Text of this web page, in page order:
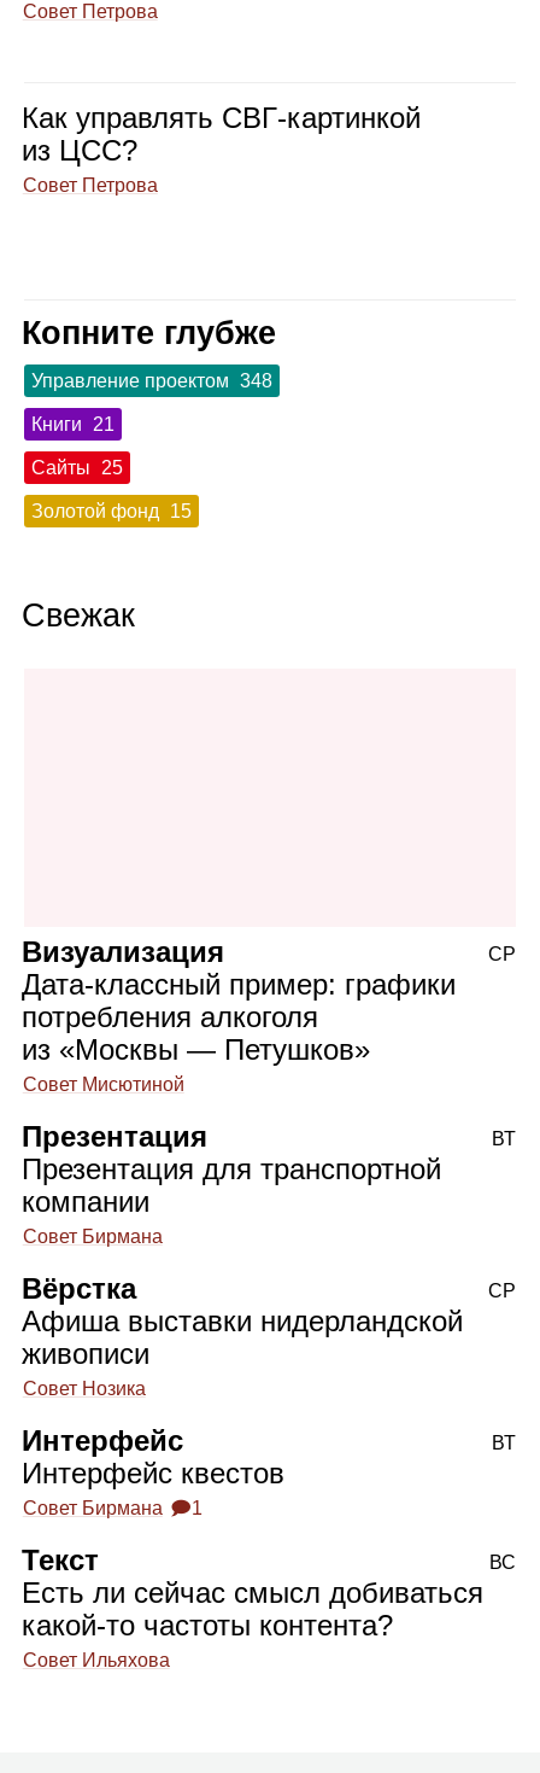
Совет Петрова
Как управ­лять СВГ‑кар­тин­кой
из ЦСС?
Совет Петрова
Копните глубже
Управление проектом 348
Книги 21
Сайты 25
Золотой фонд 15
Свежак
Визуализация
Дата‑классный пример: графики
потребления алкоголя
из «Москвы — Петушков»
Совет Мисютиной
СР
Презентация
Презентация для транспортной
компании
Совет Бирмана
ВТ
Вёрстка
Афиша выставки нидерландской
живописи
Совет Нозика
СР
Интерфейс
Интерфейс квестов
Совет Бирмана 🗩1
ВТ
Текст
Есть ли сейчас смысл добиваться
какой‑то частоты контента?
Совет Ильяхова
ВС